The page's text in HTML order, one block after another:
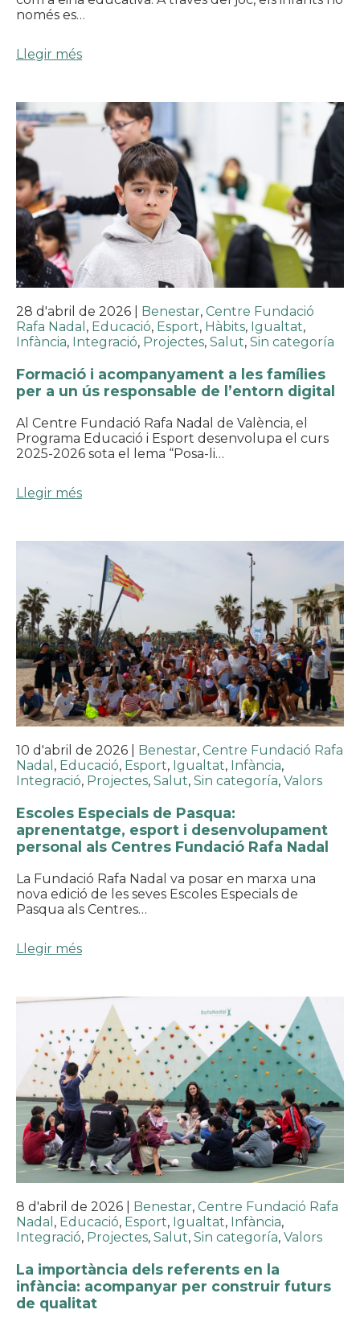
només es…
Llegir més
28 d'abril de 2026 Benestar, Centre Fundació
Rafa Nadal , Educació, Esport, Hàbits, Igualtat,
Infància, Integració, Projectes, Salut, Sin categoría
Formació i acompanyament a les famílies
per a un ús responsable de l’entorn digital
Al Centre Fundació Rafa Nadal de València, el
Programa Educació i Esport desenvolupa el curs
2025-2026 sota el lema “Posa-li…
Llegir més
10 d'abril de 2026 Benestar, Centre Fundació Rafa
Nadal , Educació, Esport, Igualtat, Infància,
Integració, Projectes, Salut, Sin categoría, Valors
Escoles Especials de Pasqua:
aprenentatge, esport i desenvolupament
personal als Centres Fundació Rafa Nadal
La Fundació Rafa Nadal va posar en marxa una
nova edició de les seves Escoles Especials de
Pasqua als Centres…
Llegir més
8 d'abril de 2026 Benestar, Centre Fundació Rafa
Nadal , Educació, Esport, Igualtat, Infància,
Integració, Projectes, Salut, Sin categoría, Valors
La importància dels referents en la
infància: acompanyar per construir futurs
de qualitat